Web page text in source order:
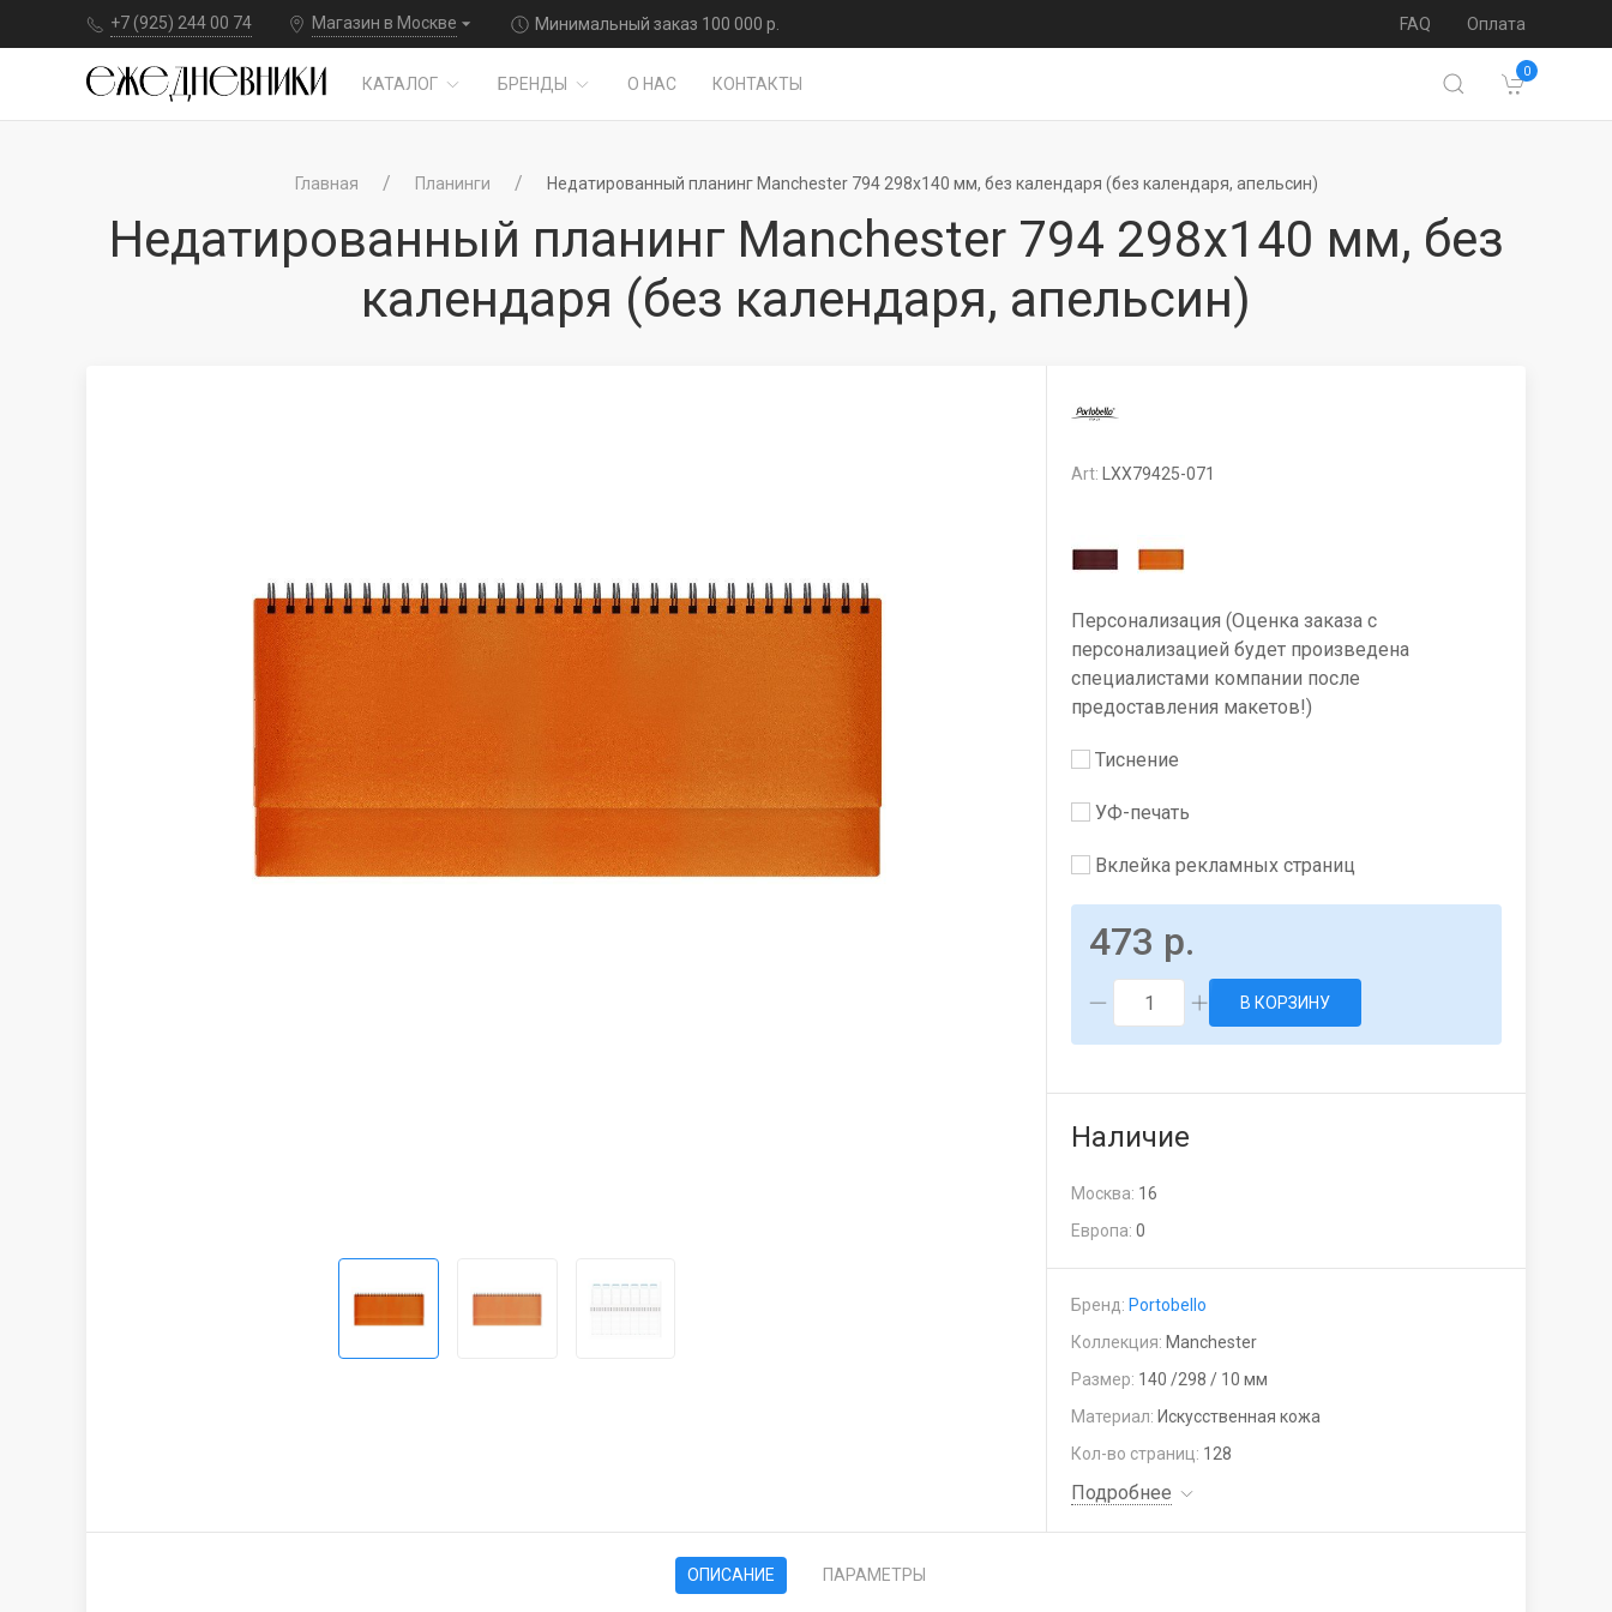
+7 (925) 244 00 74 Магазин в Москве Минимальный заказ 100 000 р. FAQ Оплата
КАТАЛОГ БРЕНДЫ О НАС КОНТАКТЫ
0
Главная Планинги Недатированный планинг Manchester 794 298х140 мм, без календаря (без календаря, апельсин)
Недатированный планинг Manchester 794 298х140 мм, без
календаря (без календаря, апельсин)
Art: LXX79425-071
Персонализация (Оценка заказа с
персонализацией будет произведена
специалистами компании после
предоставления макетов!)
Тиснение
УФ-печать
Вклейка рекламных страниц
473 р.
В КОРЗИНУ
Наличие
Москва: 16
Европа:0
Бренд: Portobello
Коллекция: Manchester
Размер: 140 /298 / 10 мм
Материал: Искусственная кожа
Кол-во страниц: 128
Подробнее
ОПИСАНИЕ ПАРАМЕТРЫ